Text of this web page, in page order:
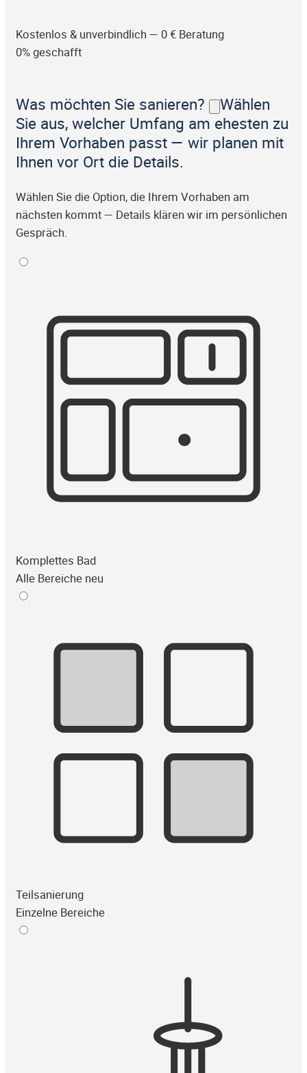
Kostenlos & unverbindlich — 0 € Beratung
0% geschafft
Was möchten Sie sanieren?
Wählen
Sie aus, welcher Umfang am ehesten zu
Ihrem Vorhaben passt — wir planen mit
Ihnen vor Ort die Details.
Wählen Sie die Option, die Ihrem Vorhaben am
nächsten kommt — Details klären wir im persönlichen
Gespräch.
Komplettes Bad
Alle Bereiche neu
Teilsanierung
Einzelne Bereiche